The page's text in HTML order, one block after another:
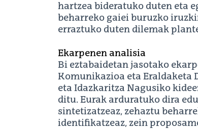
hartzea bideratuko duten eta
beharreko gaiei buruzko
erraztuko duten dilemak
Ekarpenen analisia
Bi eztabaidetan jasotako
Komunikazioa eta Eraldaketa
eta Idazkaritza Nagusiko
ditu. Eurak arduratuko dira
sintetizatzeaz, zehaztu
identifikatzeaz, zein